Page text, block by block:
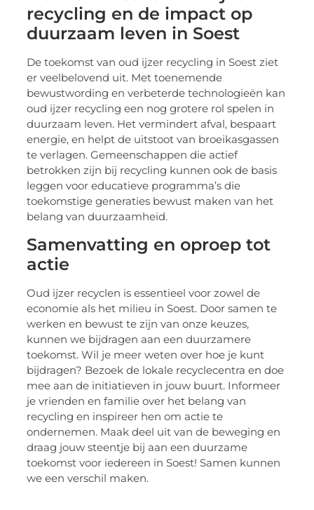
recycling en de impact op
duurzaam leven in Soest
De toekomst van oud ijzer recycling in Soest ziet
er veelbelovend uit. Met toenemende
bewustwording en verbeterde technologieën kan
oud ijzer recycling een nog grotere rol spelen in
duurzaam leven. Het vermindert afval, bespaart
energie, en helpt de uitstoot van broeikasgassen
te verlagen. Gemeenschappen die actief
betrokken zijn bij recycling kunnen ook de basis
leggen voor educatieve programma’s die
toekomstige generaties bewust maken van het
belang van duurzaamheid.
Samenvatting en oproep tot
actie
Oud ijzer recyclen is essentieel voor zowel de
economie als het milieu in Soest. Door samen te
werken en bewust te zijn van onze keuzes,
kunnen we bijdragen aan een duurzamere
toekomst. Wil je meer weten over hoe je kunt
bijdragen? Bezoek de lokale recyclecentra en doe
mee aan de initiatieven in jouw buurt. Informeer
je vrienden en familie over het belang van
recycling en inspireer hen om actie te
ondernemen. Maak deel uit van de beweging en
draag jouw steentje bij aan een duurzame
toekomst voor iedereen in Soest! Samen kunnen
we een verschil maken.